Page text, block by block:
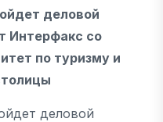
деловой
Интерфакс со
по туризму и
деловой